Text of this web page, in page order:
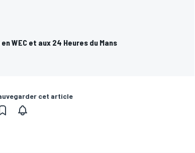
WEC et aux 24 Heures du Mans
cet article